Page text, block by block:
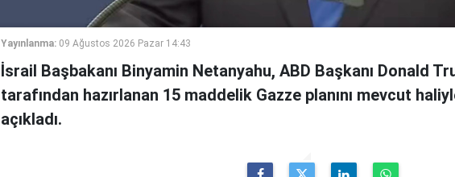
Yayınlanma: 09 Ağustos 2026 Pazar 14:43
İsrail Başbakanı Binyamin Netanyahu, ABD Başkanı Donald
tarafından hazırlanan 15 maddelik Gazze planını mevcut
açıkladı.